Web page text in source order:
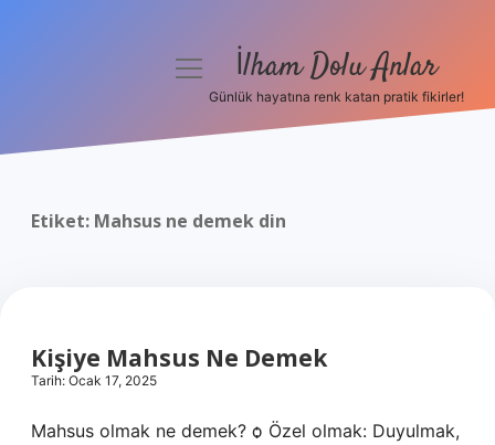
menüyü İlham Dolu Anlar
Günlük hayatına renk katan pratik fikirler!
Etiket: Mahsus ne demek din
Kişiye Mahsus Ne Demek
Tarih: Ocak 17, 2025
Mahsus olmak ne demek? ѻ Özel olmak: Duyulmak,